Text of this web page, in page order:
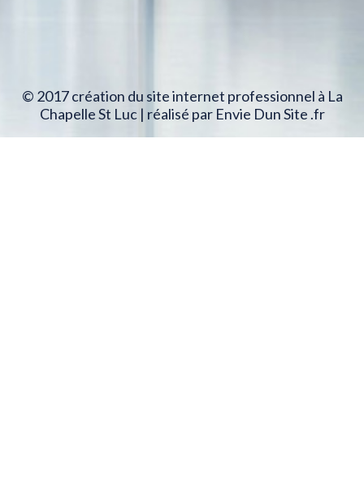
© 2017 création du site internet professionnel à La
Chapelle St Luc | réalisé par Envie Dun Site .fr